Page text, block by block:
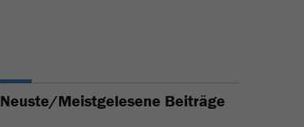
Neuste/Meistgelesene Beiträge